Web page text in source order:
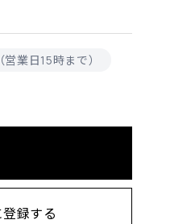
業日15時まで）
録する